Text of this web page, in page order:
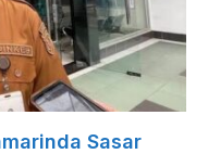
Sasar